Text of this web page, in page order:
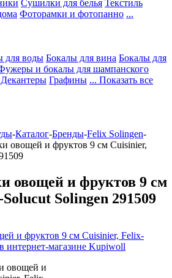
Сушилки для белья Текстиль
Фоторамки и фотопанно ...
для воды Бокалы для вина Бокалы для
и бокалы для шампанского
Декантеры Графины ... Показать все
-Каталог-Бренды-Felix Solingen-
овощей и фруктов 9 см Cuisinier,
овощей и фруктов 9 см
Solingen 291509